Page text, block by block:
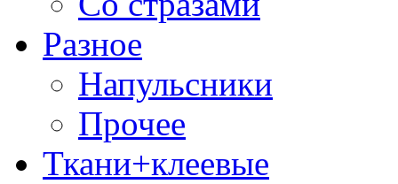
Разное
Напульсники
Прочее
Ткани+клеевые